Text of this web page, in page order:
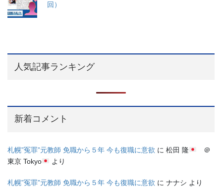
回）
人気記事ランキング
新着コメント
札幌”冤罪”元教師 免職から５年 今も復職に意欲 に 松田 隆
＠
東京 Tokyo
より
札幌”冤罪”元教師 免職から５年 今も復職に意欲 に ナナシ より